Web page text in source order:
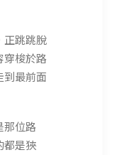
正跳跳脫
穿梭於路
到最前面
那位路
都是狹